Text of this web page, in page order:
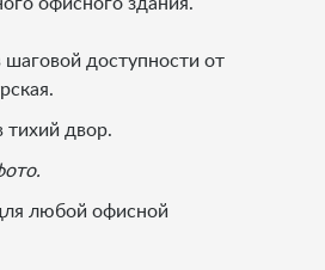
шаговой доступности от
тихий двор.
любой офисной